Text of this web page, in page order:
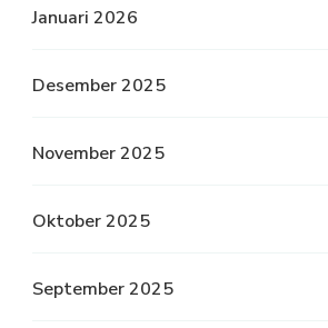
Januari 2026
Desember 2025
November 2025
Oktober 2025
September 2025